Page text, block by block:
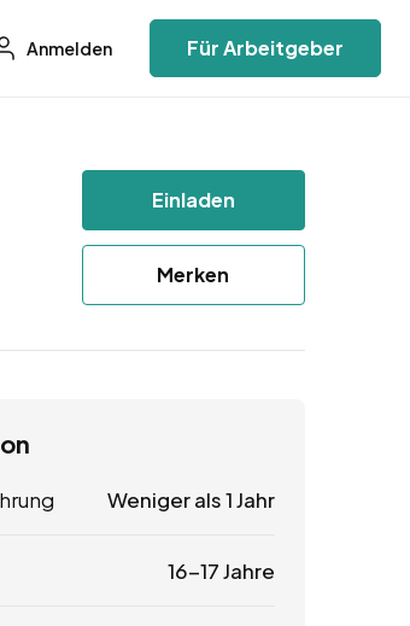
Anmelden Für Arbeitgeber
Einladen
Merken
Weniger als 1 Jahr
16-17 Jahre